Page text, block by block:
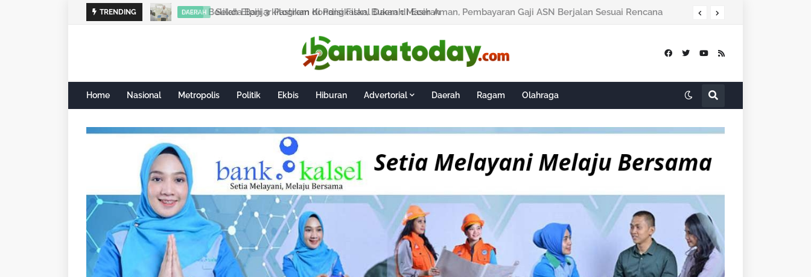
TRENDING DAERAH Sekda Banjar Pastikan Kondisi Fiskal Daerah Masih Aman, Pembayaran Gaji ASN Berjalan Sesuai Rencana
Home Nasional Metropolis Politik Ekbis Hiburan Advertorial Daerah Ragam Olahraga